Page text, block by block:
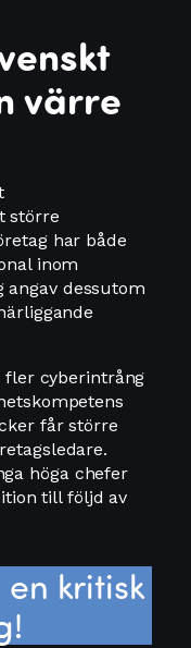
värre
större
har både
inom
angav dessutom
fler cyberintrång
får större
höga chefer
till följd av
kritisk